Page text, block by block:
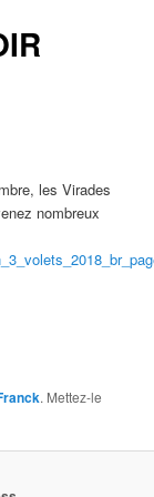
les Virades
nombreux
. Mettez-le